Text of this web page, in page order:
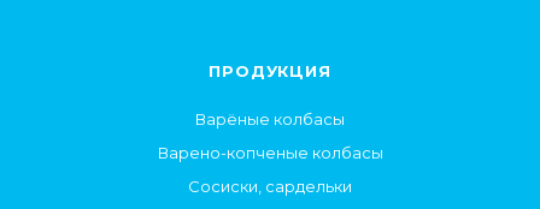
ПРОДУКЦИЯ
Варёные колбасы
Варено-копченые колбасы
Сосиски, сардельки